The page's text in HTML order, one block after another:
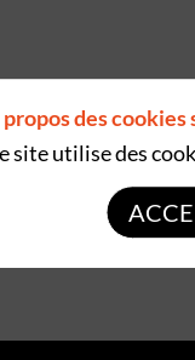
des cookies
site utilise des